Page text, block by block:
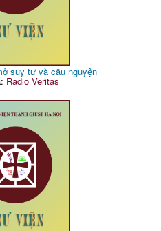
suy tư và cầu nguyện
Radio Veritas